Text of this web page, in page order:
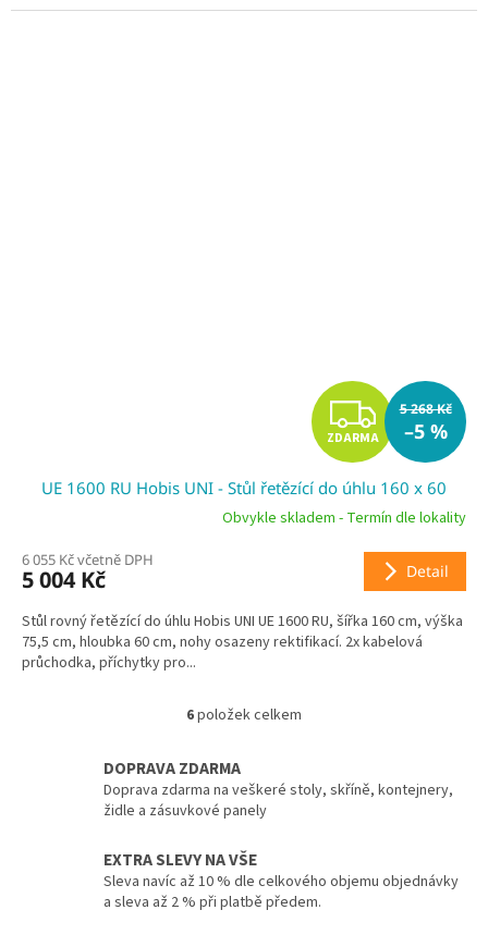
Z
D
A
R
M
A
ZDARMA
5 268 Kč
–5 %
UE 1600 RU Hobis UNI - Stůl řetězící do úhlu 160 x 60
Obvykle skladem - Termín dle lokality
6 055 Kč včetně DPH
5 004 Kč Detail
Stůl rovný řetězící do úhlu Hobis UNI UE 1600 RU, šířka 160 cm, výška
75,5 cm, hloubka 60 cm, nohy osazeny rektifikací. 2x kabelová
průchodka, příchytky pro...
O
á
d
c
í
p
r
6položek celkem
DOPRAVA ZDARMA
Doprava zdarma na veškeré stoly, skříně, kontejnery,
židle a zásuvkové panely
EXTRA SLEVY NA VŠE
Sleva navíc až 10 % dle celkového objemu objednávky
a sleva až 2 % při platbě předem.